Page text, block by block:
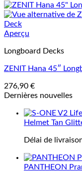
Aperçu
Longboard Decks
ZENIT Hana 45″
276,90 €
Dernières nouvelles
Helmet Tan
Délai de
PANTHEON